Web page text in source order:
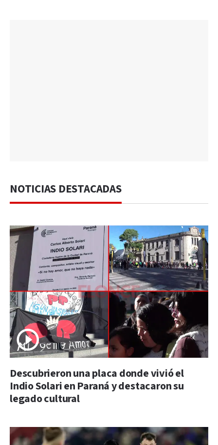
NOTICIAS DESTACADAS
Descubrieron una placa donde vivió el
Indio Solari en Paraná y destacaron su
legado cultural